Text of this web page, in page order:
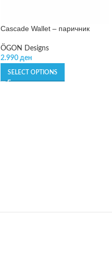
Cascade Wallet – паричник
ÖGON Designs
2.990 ден
SELECT OPTIONS